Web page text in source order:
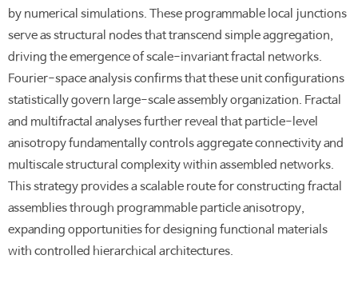
by numerical simulations. These programmable local junctions
serve as structural nodes that transcend simple aggregation,
driving the emergence of scale-invariant fractal networks.
Fourier-space analysis confirms that these unit configurations
statistically govern large-scale assembly organization. Fractal
and multifractal analyses further reveal that particle-level
anisotropy fundamentally controls aggregate connectivity and
multiscale structural complexity within assembled networks.
This strategy provides a scalable route for constructing fractal
assemblies through programmable particle anisotropy,
expanding opportunities for designing functional materials
with controlled hierarchical architectures.